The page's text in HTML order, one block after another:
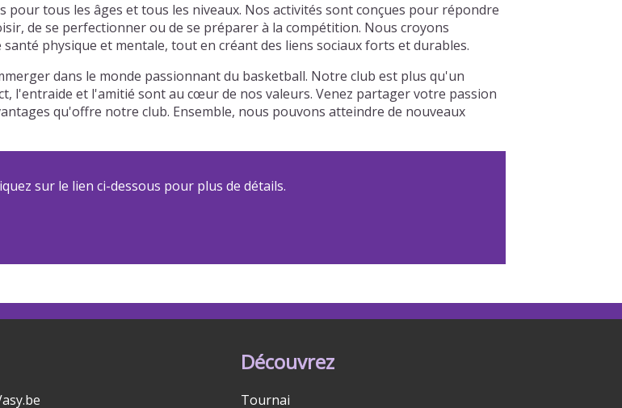
tous les âges et tous les niveaux. Nos activités sont conçues pour répondre
de se perfectionner ou de se préparer à la compétition. Nous croyons
physique et mentale, tout en créant des liens sociaux forts et durables.
dans le monde passionnant du basketball. Notre club est plus qu'un
l'entraide et l'amitié sont au cœur de nos valeurs. Venez partager votre passion
qu'offre notre club. Ensemble, nous pouvons atteindre de nouveaux
sur le lien ci-dessous pour plus de détails.
Découvrez
Tournai